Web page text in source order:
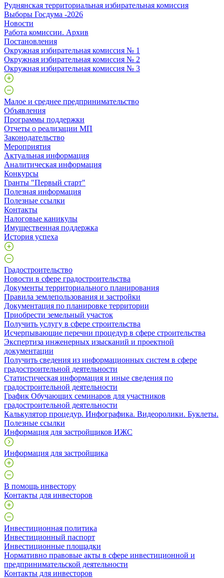
Руднянская территориальная избирательная комиссия
Выборы Госдума -2026
Новости
Работа комиссии. Архив
Постановления
Окружная избирательная комиссия № 1
Окружная избирательная комиссия № 2
Окружная избирательная комиссия № 3
Малое и среднее предпринимательство
Объявления
Программы поддержки
Отчеты о реализации МП
Законодательство
Мероприятия
Актуальная информация
Аналитическая информация
Конкурсы
Гранты "Первый старт"
Полезная информация
Полезные ссылки
Контакты
Налоговые каникулы
Имущественная поддержка
История успеха
Градостроительство
Новости в сфере градостроительства
Документы территориального планирования
Правила землепользования и застройки
Документация по планировке территории
Приобрести земельный участок
Получить услугу в сфере строительства
Исчерпывающие перечни процедур в сфере строительства
Экспертиза инженерных изысканий и проектной
документации
Получить сведения из информационных систем в сфере
градостроительной деятельности
Статистическая информация и иные сведения по
градостроительной деятельности
График Обучающих семинаров для участников
градостроительной деятельности
Калькулятор процедур. Инфографика. Видеоролики. Буклеты.
Полезные ссылки
Информация для застройщиков ИЖС
Информация для застройщика
В помощь инвестору
Контакты для инвесторов
Инвестиционная политика
Инвестиционный паспорт
Инвестиционные площадки
Нормативно правовые акты в сфере инвестиционной и
предпринимательской деятельности
Контакты для инвесторов